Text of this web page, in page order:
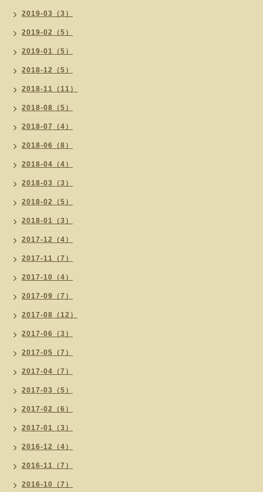
2019-03（3）
2019-02（5）
2019-01（5）
2018-12（5）
2018-11（11）
2018-08（5）
2018-07（4）
2018-06（8）
2018-04（4）
2018-03（3）
2018-02（5）
2018-01（3）
2017-12（4）
2017-11（7）
2017-10（4）
2017-09（7）
2017-08（12）
2017-06（3）
2017-05（7）
2017-04（7）
2017-03（5）
2017-02（6）
2017-01（3）
2016-12（4）
2016-11（7）
2016-10（7）